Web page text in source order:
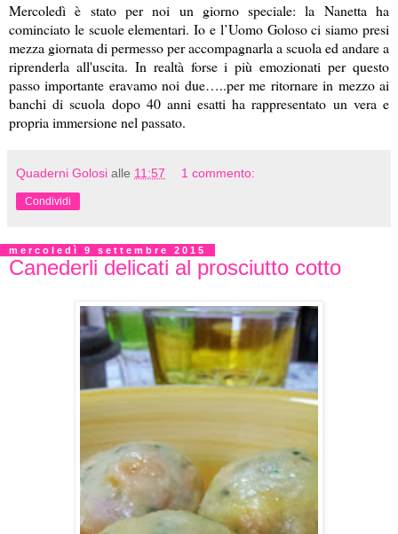
Mercoledì è stato per noi un giorno speciale: la Nanetta ha
cominciato le scuole elementari. Io e l’Uomo Goloso ci siamo presi
mezza giornata di permesso per accompagnarla a scuola ed andare a
riprenderla all'uscita. In realtà forse i più emozionati per questo
passo importante eravamo noi due…..per me ritornare in mezzo ai
banchi di scuola dopo 40 anni esatti ha rappresentato un vera e
propria immersione nel passato.
Quaderni Golosi alle 11:57 1 commento:
Condividi
mercoledì 9 settembre 2015
Canederli delicati al prosciutto cotto